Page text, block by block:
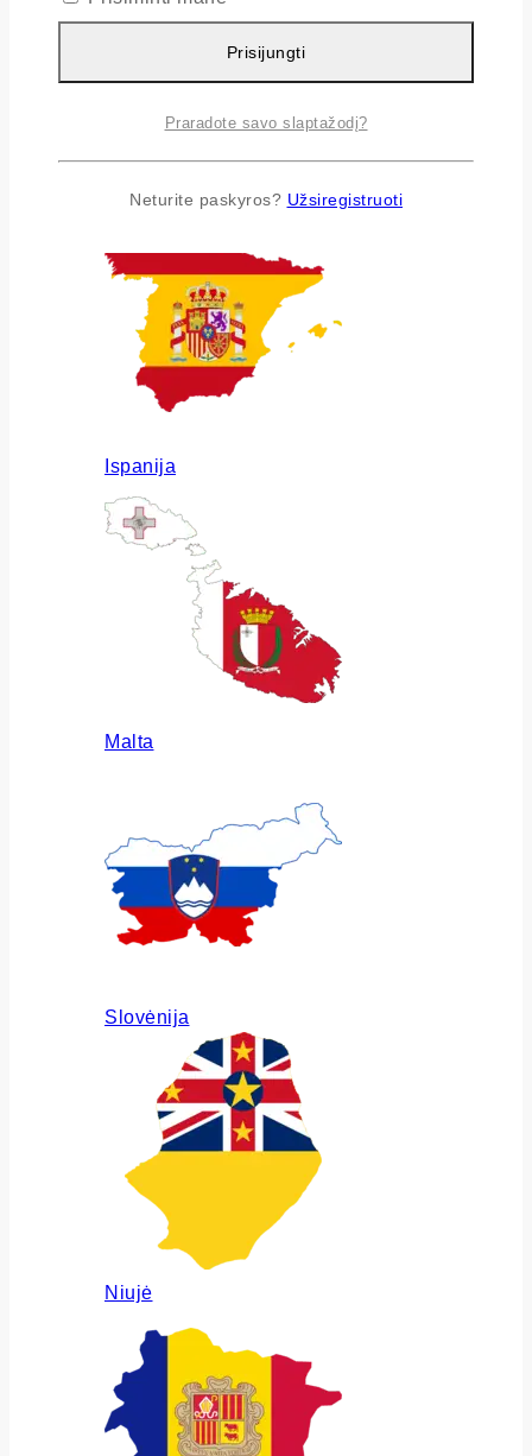
Airija
Ispanija
Malta
Slovėnija
Niujė
Prisijungti
Praradote savo slaptažodį?
Neturite paskyros? Užsiregistruoti